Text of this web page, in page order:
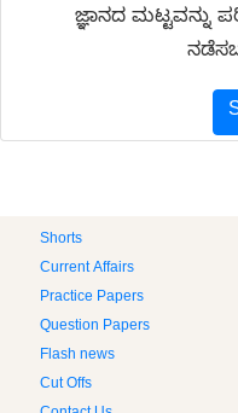
ಜ್ಞಾನದ ಮಟ್ಟವನ್ನು
Shorts
Current Affairs
Practice Papers
Question Papers
Flash news
Cut Offs